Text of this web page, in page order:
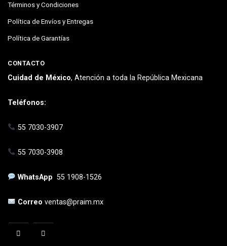
Términos y Condiciones
Política de Envíos y Entregas
Política de Garantías
CONTACTO
Cuidad de México, Atención a toda la República Mexicana
Teléfonos:
55 7030-3907
55 7030-3908
WhatsApp55 1908-1526
Correoventas@praim.mx